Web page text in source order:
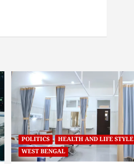
POLITICS
HEALTH AND LIFE STYLE
WEST BENGAL